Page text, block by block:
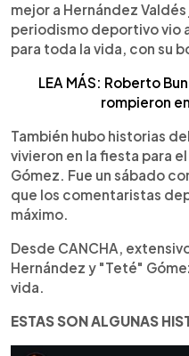
mejor a Hernández
periodismo deportivo vio
para toda la vida, con su
LEA MÁS: Roberto
rompieron
También hubo historias
vivieron en la fiesta para
Gómez. Fue un sábado
que los comentaristas
máximo.
Desde CANCHA,
Hernández y "Teté"
vida.
ESTAS SON ALGUNAS